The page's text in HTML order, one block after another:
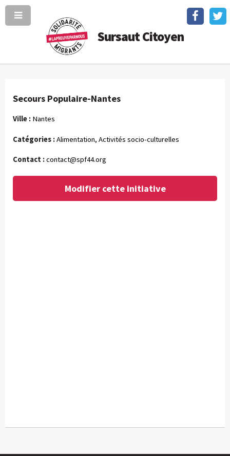
Sursaut Citoyen
Secours Populaire-Nantes
Ville : Nantes
Catégories :Alimentation, Activités socio-culturelles
Contact :contact@spf44.org
Modifier cette initiative